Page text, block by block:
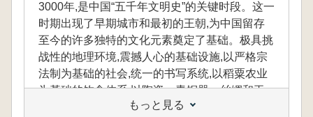
3000年,是中国“五千年文明史”的关键时段。这一
时期出现了早期城市和最初的王朝,为中国留存
至今的许多独特的文化元素奠定了基础。极具挑
战性的地理环境,震撼人心的基础设施,以严格宗
法制为基础的社会,统一的书写系统,以稻粟农业
为基础的饮食体系,以陶瓷、青铜器、丝绸和玉
器为核心的物质文化,以及祖先与生者共存的独
もっと見る